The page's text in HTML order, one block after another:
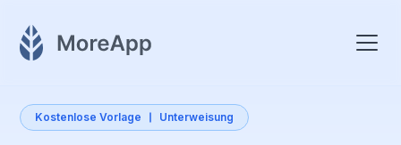
Kostenlose Vorlage Unterweisung